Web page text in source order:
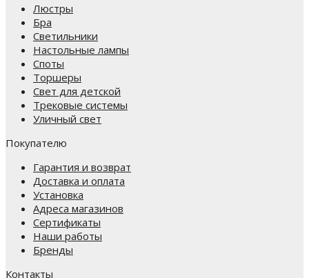
Люстры
Бра
Светильники
Настольные лампы
Споты
Торшеры
Свет для детской
Трековые системы
Уличный свет
Покупателю
Гарантия и возврат
Доставка и оплата
Установка
Адреса магазинов
Сертификаты
Наши работы
Бренды
Контакты